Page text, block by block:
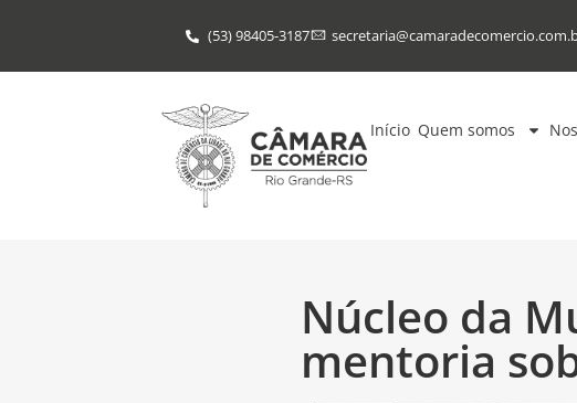
(53) 98405-3187
Início Quem somos
Núcleo da
mentoria